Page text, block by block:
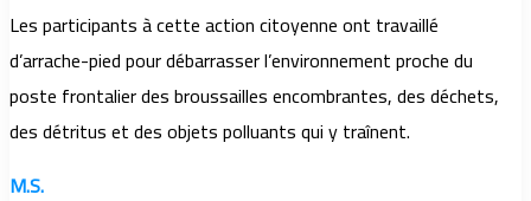
Les participants à cette action citoyenne ont travaillé
d’arrache-pied pour débarrasser l’environnement proche du
poste frontalier des broussailles encombrantes, des déchets,
des détritus et des objets polluants qui y traînent.
M.S.